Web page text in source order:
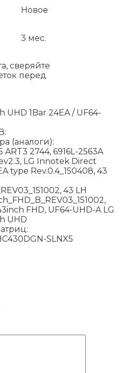
Новое
3 мес.
сверяйте
перед
UHD 1Bar 24EA / UF64-
(аналоги):
ART3 2744, 6916L-2563A
LG Innotek Direct
type Rev.0.4_150408, 43
43 LH
FHD, UF64-UHD-A LG
UHD
SLNX5